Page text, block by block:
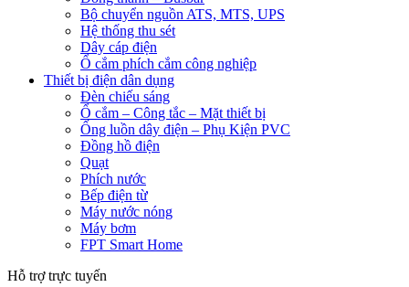
Bộ chuyển nguồn ATS, MTS, UPS
Hệ thống thu sét
Dây cáp điện
Ổ cắm phích cắm công nghiệp
Thiết bị điện dân dụng
Đèn chiếu sáng
Ổ cắm – Công tắc – Mặt thiết bị
Ống luồn dây điện – Phụ Kiện PVC
Đồng hồ điện
Quạt
Phích nước
Bếp điện từ
Máy nước nóng
Máy bơm
FPT Smart Home
Hỗ trợ trực tuyến